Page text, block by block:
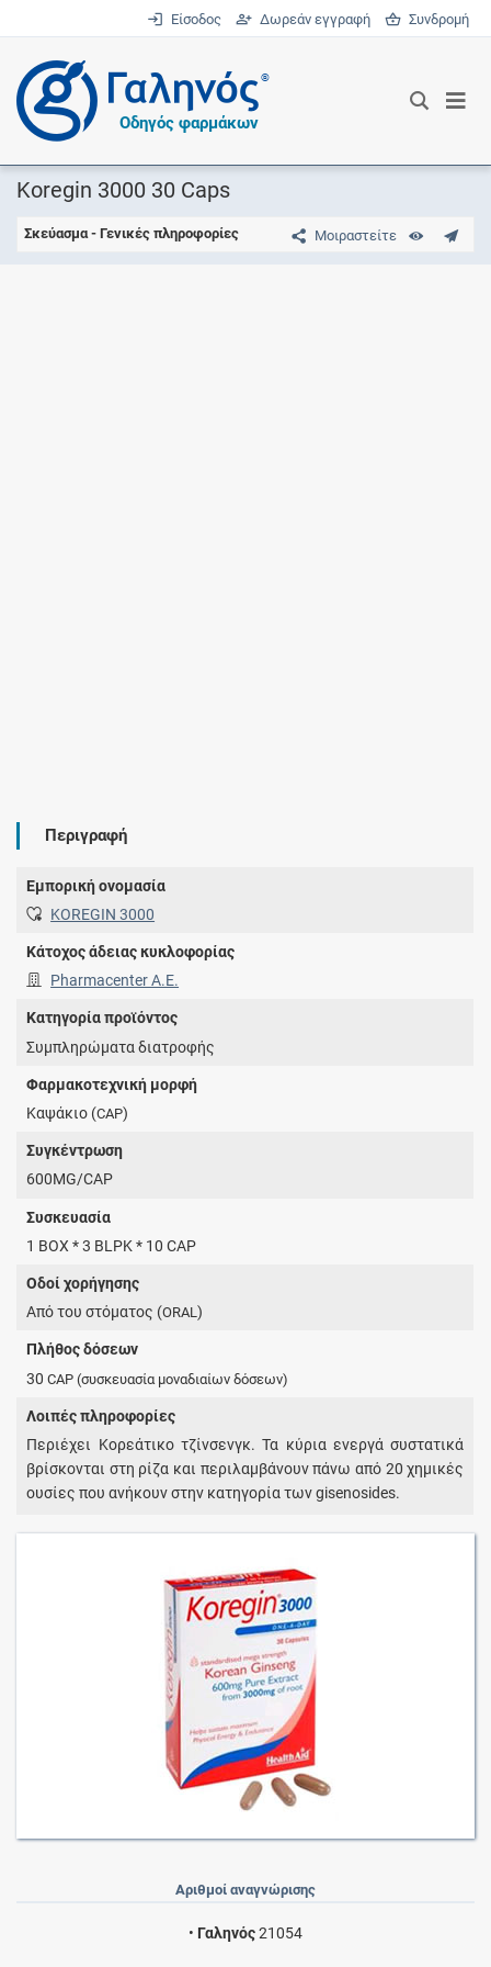
Είσοδος Δωρεάν εγγραφή Συνδρομή
®
Οδηγός φαρμάκων
Koregin 3000 30 Caps
Μοιραστείτε
Σκεύασμα - Γενικές πληροφορίες
Περιγραφή
Εμπορική ονομασία
KOREGIN 3000
Κάτοχος άδειας κυκλοφορίας
Pharmacenter Α.Ε.
Κατηγορία προϊόντος
Συμπληρώματα διατροφής
Φαρμακοτεχνική μορφή
Καψάκιο (CAP)
Συγκέντρωση
600MG/CAP
Συσκευασία
1 BOX * 3 BLPK * 10 CAP
Οδοί χορήγησης
Από του στόματος (ORAL)
Πλήθος δόσεων
30CAP (συσκευασία μοναδιαίων δόσεων)
Λοιπές πληροφορίες
Περιέχει Κορεάτικο τζίνσενγκ. Τα κύρια ενεργά συστατικά
βρίσκονται στη ρίζα και περιλαμβάνουν πάνω από 20 χημικές
ουσίες που ανήκουν στην κατηγορία των gisenosides.
Αριθμοί αναγνώρισης
• Γαληνός21054